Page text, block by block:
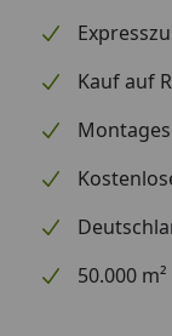
Kauf auf
50.000